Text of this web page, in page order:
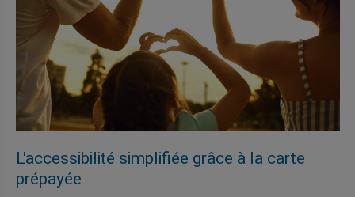
L'accessibilité simplifiée grâce à la carte
prépayée